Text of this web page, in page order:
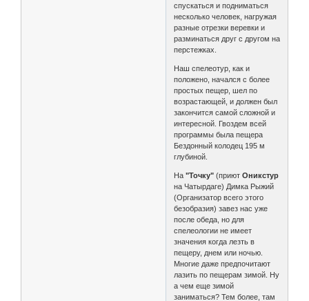
спускаться и подниматься
несколько человек, нагружая
разные отрезки веревки и
разминаться друг с другом на
перстежках.
Наш спелеотур, как и
положено, начался с более
простых пещер, шел по
возрастающей, и должен был
закончится самой сложной и
интересной. Гвоздем всей
программы была пещера
Бездонный колодец 195 м
глубиной.
На"Точку" (приютОникстур
на Чатырдаге) Димка Рыжий
(Организатор всего этого
безобразия) завез нас уже
после обеда, но для
спелеологии не имеет
значения когда лезть в
пещеру, днем или ночью.
Многие даже предпочитают
лазить по пещерам зимой. Ну
а чем еще зимой
заниматься? Тем более, там